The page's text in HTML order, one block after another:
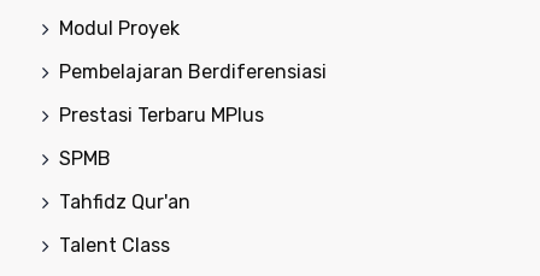
Modul Proyek
Pembelajaran Berdiferensiasi
Prestasi Terbaru MPlus
SPMB
Tahfidz Qur'an
Talent Class